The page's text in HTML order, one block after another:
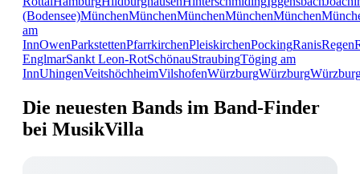
(Bodensee)MünchenMünchenMünchenMünchenMünchen
am
InnOwenParkstettenPfarrkirchenPleiskirchenPockingRanisRegen
EnglmarSankt Leon-RotSchönauStraubingTöging am
InnUhingenVeitshöchheimVilshofenWürzburgWürzburg
Die neuesten Bands im Band-Finder
bei MusikVilla